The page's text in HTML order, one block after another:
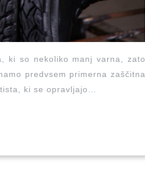
ki so nekoliko manj varna, zato
predvsem primerna zaščitna
ki se opravljajo…